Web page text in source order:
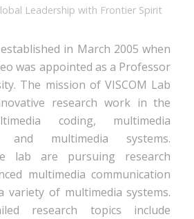
Leadership with Frontier Spirit
in March 2005 when
was appointed as a Professor
The mission of VISCOM Lab
research work in the
coding, multimedia
and multimedia systems.
lab are pursuing research
multimedia communication
variety of multimedia systems.
research topics include